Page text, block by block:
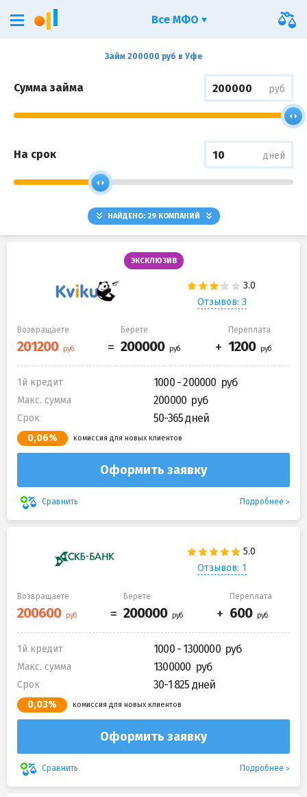
Займ 200000 руб в Уфе
Сумма займа руб
На срок дней
НАЙДЕНО: 29КОМПАНИЙ
ЭКСКЛЮЗИВ
Отзывов: 3
Возвращаете Берете Переплата
1й кредит 1000 - 200000
Макс. сумма 200000
Срок 50-365 дней
0,06% комиссия для новых клиентов
Оформить заявку
Сравнить Подробнее
Отзывов: 1
Возвращаете Берете Переплата
1й кредит 1000 - 1300000
Макс. сумма 1300000
Срок 30-1 825 дней
0,03% комиссия для новых клиентов
Оформить заявку
Сравнить Подробнее
Все МФО